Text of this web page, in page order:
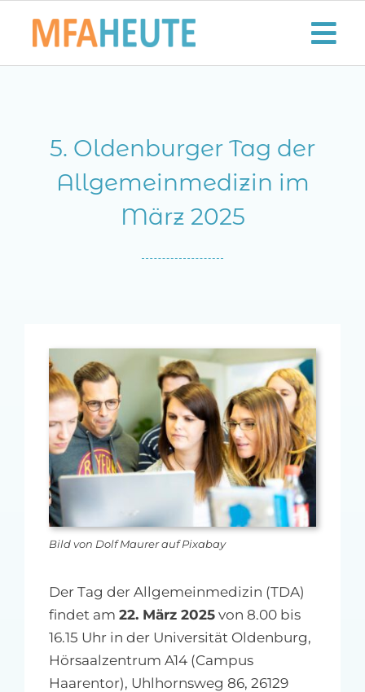
Inhalt
Aktuelles
Der MFA-Beruf
MFA-heute Newsletter-Anmeldung
Über uns
Ihre Werbung auf MFA-heute.de
Suche
nach:
5. Oldenburger Tag der
Allgemeinmedizin im
März 2025
Bild von Dolf Maurer auf Pixabay
Der Tag der Allgemeinmedizin (TDA)
findet am 22. März 2025von 8.00 bis
16.15 Uhr in der Universität Oldenburg,
Hörsaalzentrum A14 (Campus
Haarentor), Uhlhornsweg 86, 26129